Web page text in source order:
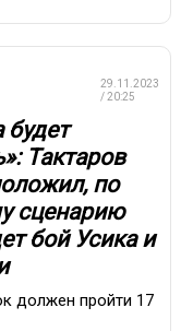
29.11.2023
/ 20:25
будет
Тактаров
по
сценарию
бой Усика и
должен пройти 17